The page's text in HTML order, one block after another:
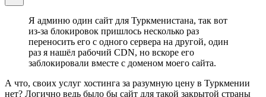
Я админю один сайт для Туркменистана, так вот
из-за блокировок пришлось несколько раз
переносить его с одного сервера на другой, один
раз я нашёл рабочий CDN, но вскоре его
заблокировали вместе с доменом моего сайта.
А что, своих услуг хостинга за разумную цену в Туркмении
нет? Логично ведь было бы сайт для такой закрытой страны